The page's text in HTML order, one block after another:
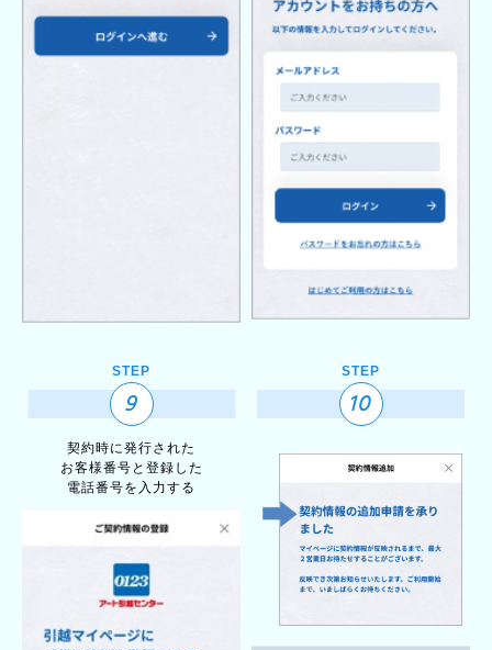
STEP
9
契約時に発行された
お客様番号と登録した
電話番号を入力する
STEP
10